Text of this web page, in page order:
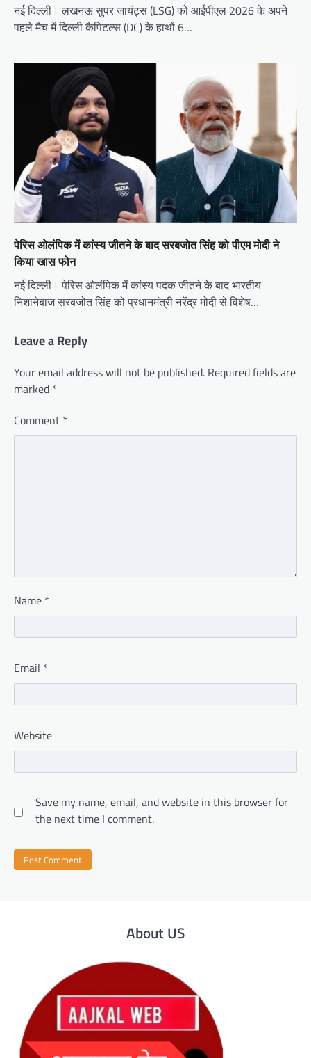
नई दिल्ली। लखनऊ सुपर जायंट्स (LSG) को आईपीएल 2026 के अपने
पहले मैच में दिल्ली कैपिटल्स (DC) के हाथों 6…
पेरिस ओलंपिक में कांस्य जीतने के बाद सरबजोत सिंह को पीएम मोदी ने
किया खास फोन
नई दिल्ली। पेरिस ओलंपिक में कांस्य पदक जीतने के बाद भारतीय
निशानेबाज सरबजोत सिंह को प्रधानमंत्री नरेंद्र मोदी से विशेष…
Leave a Reply
Your email address will not be published. Required fields are
marked *
Comment *
Name *
Email *
Website
Save my name, email, and website in this browser for
the next time I comment.
About US